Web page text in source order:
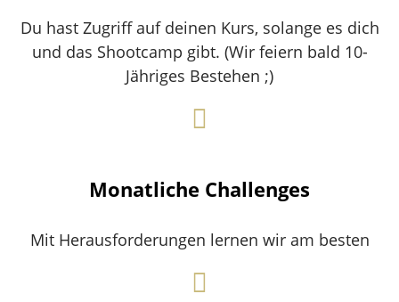
Du hast Zugriff auf deinen Kurs, solange es dich
und das Shootcamp gibt. (Wir feiern bald 10-
Jähriges Bestehen ;)
Monatliche Challenges
Mit Herausforderungen lernen wir am besten